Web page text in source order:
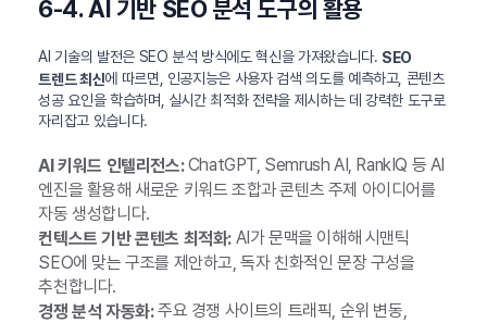
6-4. AI 기반 SEO 분석 도구의 활용
AI 기술의 발전은 SEO 분석 방식에도 혁신을 가져왔습니다. SEO
트렌드 최신에 따르면, 인공지능은 사용자 검색 의도를 예측하고, 콘텐츠
성공 요인을 학습하며, 실시간 최적화 전략을 제시하는 데 강력한 도구로
자리잡고 있습니다.
AI 키워드 인텔리전스:ChatGPT, Semrush AI, RankIQ 등 AI
엔진을 활용해 새로운 키워드 조합과 콘텐츠 주제 아이디어를
자동 생성합니다.
컨텍스트 기반 콘텐츠 최적화:AI가 문맥을 이해해 시맨틱
SEO에 맞는 구조를 제안하고, 독자 친화적인 문장 구성을
추천합니다.
경쟁 분석 자동화:주요 경쟁 사이트의 트래픽, 순위 변동,